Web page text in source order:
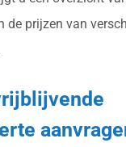
de prijzen van